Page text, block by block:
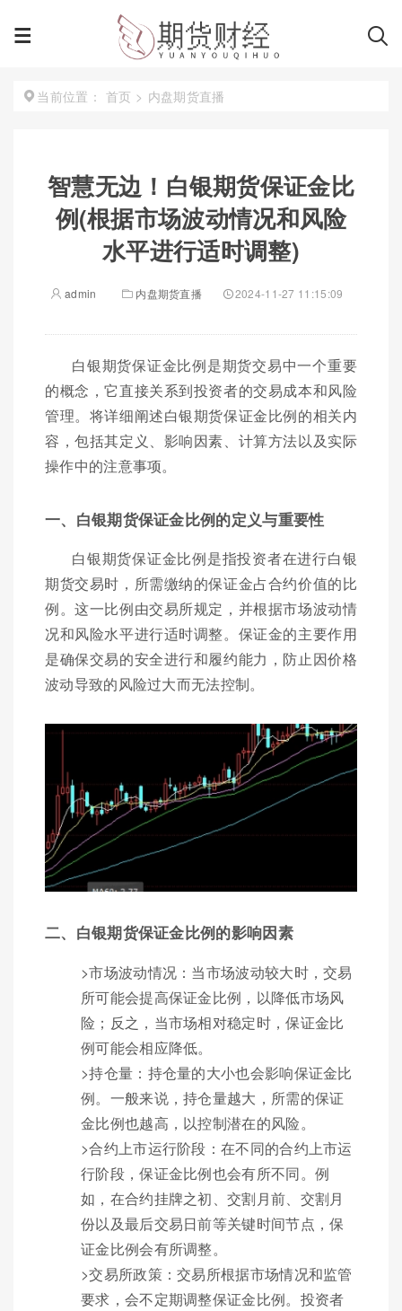
当前位置： 首页 > 内盘期货直播
智慧无边！白银期货保证金比
例(根据市场波动情况和风险
水平进行适时调整)
admin 内盘期货直播 2024-11-27 11:15:09
白银期货保证金比例是期货交易中一个重要
的概念，它直接关系到投资者的交易成本和风险
管理。将详细阐述白银期货保证金比例的相关内
容，包括其定义、影响因素、计算方法以及实际
操作中的注意事项。
一、白银期货保证金比例的定义与重要性
白银期货保证金比例是指投资者在进行白银
期货交易时，所需缴纳的保证金占合约价值的比
例。这一比例由交易所规定，并根据市场波动情
况和风险水平进行适时调整。保证金的主要作用
是确保交易的安全进行和履约能力，防止因价格
波动导致的风险过大而无法控制。
二、白银期货保证金比例的影响因素
>市场波动情况：当市场波动较大时，交易
所可能会提高保证金比例，以降低市场风
险；反之，当市场相对稳定时，保证金比
例可能会相应降低。
>持仓量：持仓量的大小也会影响保证金比
例。一般来说，持仓量越大，所需的保证
金比例也越高，以控制潜在的风险。
>合约上市运行阶段：在不同的合约上市运
行阶段，保证金比例也会有所不同。例
如，在合约挂牌之初、交割月前、交割月
份以及最后交易日前等关键时间节点，保
证金比例会有所调整。
>交易所政策：交易所根据市场情况和监管
要求，会不定期调整保证金比例。投资者